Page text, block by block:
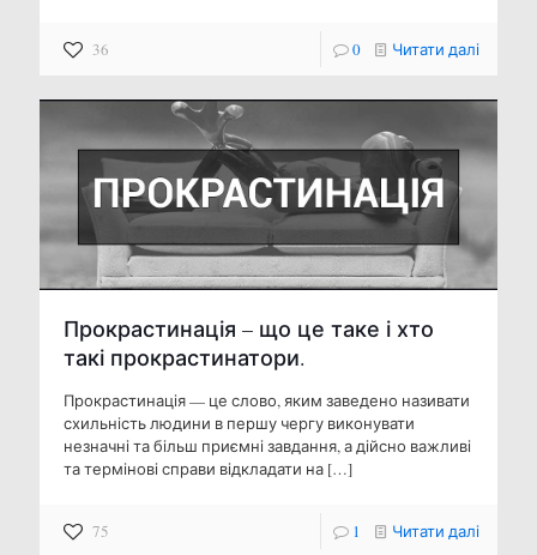
36 0 Читати далі
Прокрастинація – що це таке і хто
такі прокрастинатори.
Прокрастинація — це слово, яким заведено називати
схильність людини в першу чергу виконувати
незначні та більш приємні завдання, а дійсно важливі
та термінові справи відкладати на […]
75 1 Читати далі